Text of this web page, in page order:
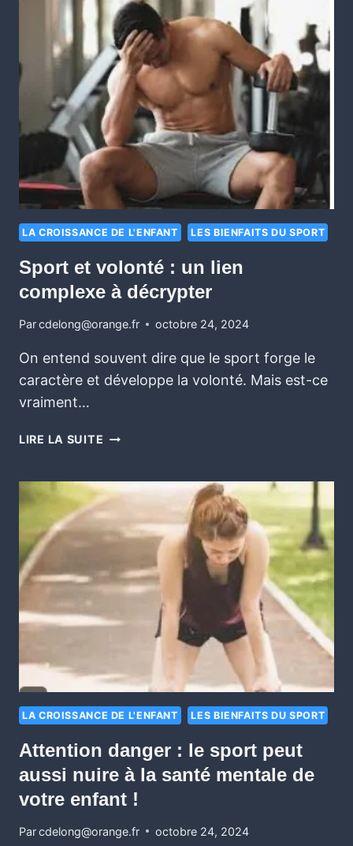
LA CROISSANCE DE L'ENFANT LES BIENFAITS DU SPORT
Sport et volonté : un lien
complexe à décrypter
Parcdelong@orange.fr octobre 24, 2024
On entend souvent dire que le sport forge le
caractère et développe la volonté. Mais est-ce
vraiment…
LIRE LA SUITE
LA CROISSANCE DE L'ENFANT LES BIENFAITS DU SPORT
Attention danger : le sport peut
aussi nuire à la santé mentale de
votre enfant !
Parcdelong@orange.fr octobre 24, 2024